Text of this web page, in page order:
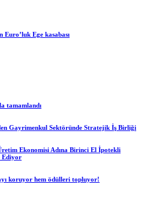
Ege kasabası
tamamlandı
Gayrimenkul Sektöründe Stratejik İş Birliği
Ekonomisi Adına Birinci El İpotekli
Ediyor
koruyor hem ödülleri topluyor!